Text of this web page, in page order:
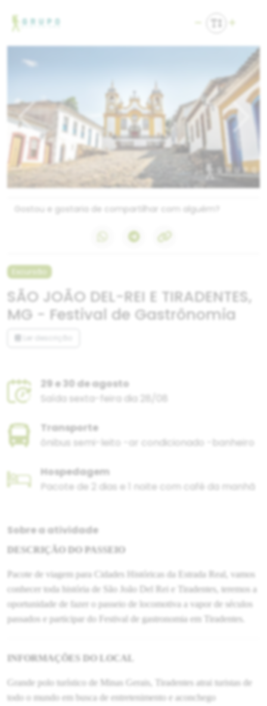
Previous Next
Gostou e gostaria de compartilhar com alguém?
Excursão
SÃO JOÃO DEL-REI E TIRADENTES,
MG - Festival de Gastrônomia
29 e 30 de agosto
Saída sexta-feira dia 28/08
Transporte
ônibus semi-leito -ar condicionado -banheiro
Hospedagem
Pacote de 2 dias e 1 noite com café da manhã
Sobre a atividade
DESCRIÇÃO DO PASSEIO
Pacote de viagem para Cidades Históricas da Estrada Real, vamos
conhecer toda história de São João Del Rei e Tiradentes, teremos a
oportunidade de fazer o passeio de locomotiva a vapor de séculos
passados e participar do Festival de gastronomia em Tiradentes.
INFORMAÇÕES DO LOCAL
Grande polo turístico de Minas Gerais, Tiradentes atrai turistas de
todo o mundo em busca de entretenimento e aconchego